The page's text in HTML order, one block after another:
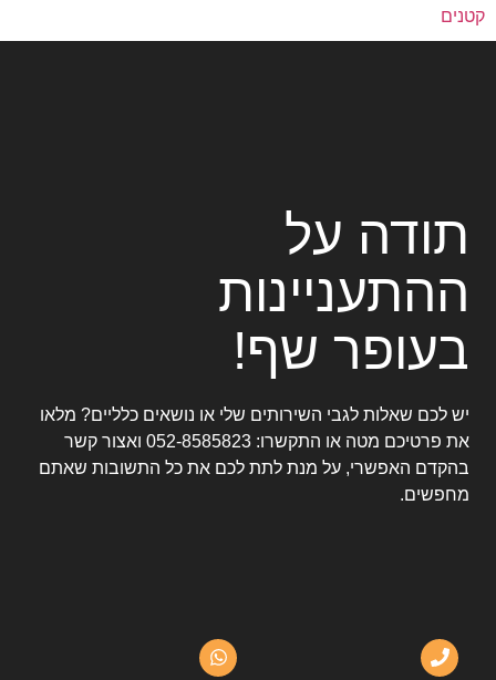
קטנים
תודה על
ההתעניינות
בעופר שף!
יש לכם שאלות לגבי השירותים שלי או נושאים כלליים? מלאו
את פרטיכם מטה או התקשרו: 052-8585823 ואצור קשר
בהקדם האפשרי, על מנת לתת לכם את כל התשובות שאתם
מחפשים.